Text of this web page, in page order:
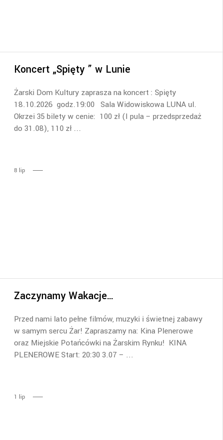
Koncert „Spięty ” w Lunie
Żarski Dom Kultury zaprasza na koncert : Spięty
18.10.2026 godz.19:00 Sala Widowiskowa LUNA ul.
Okrzei 35 bilety w cenie: 100 zł (I pula – przedsprzedaż
do 31.08), 110 zł
8 lip
Zaczynamy Wakacje…
Przed nami lato pełne filmów, muzyki i świetnej zabawy
w samym sercu Żar! Zapraszamy na: Kina Plenerowe
oraz Miejskie Potańcówki na Żarskim Rynku! KINA
PLENEROWE Start: 20:30 3.07 –
1 lip